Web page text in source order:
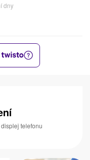
dny
telefonu